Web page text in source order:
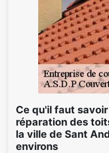
Ce qu'il faut
réparation des
la ville de Sant
environs